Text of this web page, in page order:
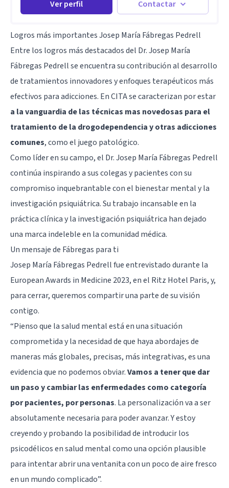
Ver perfil Contactar
Logros más importantes Josep María Fábregas Pedrell
Entre los logros más destacados del Dr. Josep María
Fábregas Pedrell se encuentra su contribución al desarrollo
de tratamientos innovadores y enfoques terapéuticos más
efectivos para adicciones. En CITA se caracterizan por estar
a la vanguardia de las técnicas mas novedosas para el
tratamiento de la drogodependencia y otras adicciones
comunes, como el juego patológico.
Como líder en su campo, el Dr. Josep María Fábregas Pedrell
continúa inspirando a sus colegas y pacientes con su
compromiso inquebrantable con el bienestar mental y la
investigación psiquiátrica. Su trabajo incansable en la
práctica clínica y la investigación psiquiátrica han dejado
una marca indeleble en la comunidad médica.
Un mensaje de Fábregas para ti
Josep María Fábregas Pedrell fue entrevistado durante la
European Awards in Medicine 2023, en el Ritz Hotel Paris, y,
para cerrar, queremos compartir una parte de su visión
contigo.
“Pienso que la salud mental está en una situación
comprometida y la necesidad de que haya abordajes de
maneras más globales, precisas, más integrativas, es una
evidencia que no podemos obviar.Vamos a tener que dar
un paso y cambiar las enfermedades como categoría
por pacientes, por personas. La personalización va a ser
absolutamente necesaria para poder avanzar. Y estoy
creyendo y probando la posibilidad de introducir los
psicodélicos en salud mental como una opción plausible
para intentar abrir una ventanita con un poco de aire fresco
en un mundo complicado”.